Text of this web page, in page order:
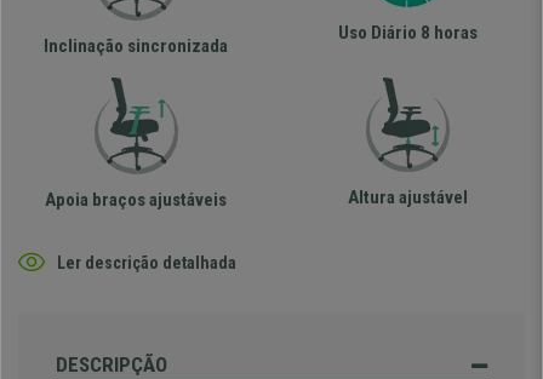
Inclinação sincronizada
Uso Diário 8 horas
Apoia braços ajustáveis Altura ajustável
Ler descrição detalhada
DESCRIPÇÃO